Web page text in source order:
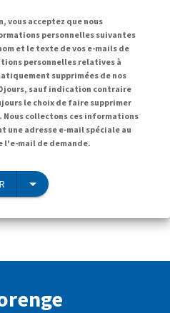
vous acceptez que nous
personnelles suivantes
et le texte de vos e-mails de
personnelles relatives à
supprimées de nos
jours, sauf indication contraire
le choix de faire supprimer
Nous collectons ces informations
adresse e-mail spéciale au
l'e-mail de demande.